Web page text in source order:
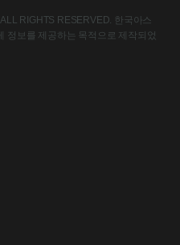
RIGHTS RESERVED. 한국아스
정보를 제공하는 목적으로 제작되었